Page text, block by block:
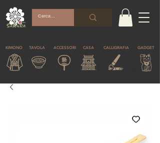
KIMONO TAVOLA ACCESSORI CASA CALLIGRAFIA GADGET
© Copyright